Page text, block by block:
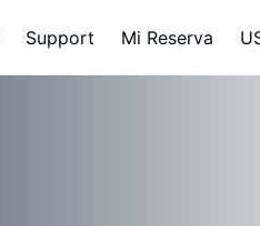
Support Mi Reserva